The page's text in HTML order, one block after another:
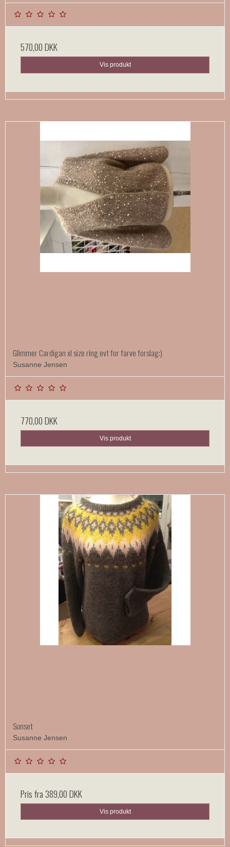
570,00 DKK
Vis produkt
Glimmer Cardigan xl size ring evt for farve forslag:)
Susanne Jensen
770,00 DKK
Vis produkt
Sunset
Susanne Jensen
Pris fra389,00 DKK
Vis produkt